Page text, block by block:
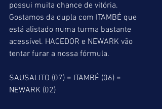
possui muita chance de vitória.
Gostamos da dupla com ITAMBÉ que
está alistado numa turma bastante
acessível. HACEDOR e NEWARK vão
tentar furar a nossa fórmula.
SAUSALITO (07) = ITAMBÉ (06) =
NEWARK (02)